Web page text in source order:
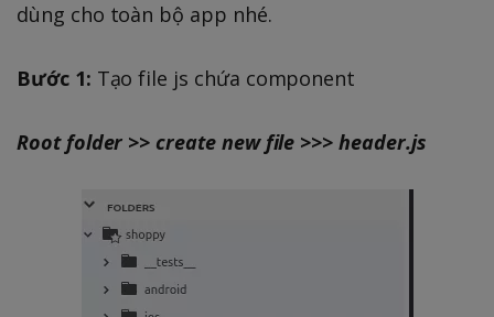
dùng cho toàn bộ app nhé.
Bước 1: Tạo file js chứa component
Root folder >> create new file >>> header.js